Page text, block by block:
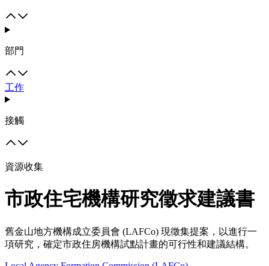
部門
工作
接觸
資源收集
市政住宅機構研究徵求建議書
舊金山地方機構成立委員會 (LAFCo) 現徵集提案，以進行一
項研究，確定市政住房機構試點計畫的可行性和建議結構。